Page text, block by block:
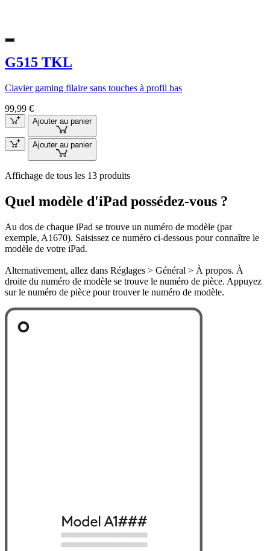
G515 TKL
Clavier gaming filaire sans touches à profil bas
99,99 €
Ajouter au panier
Ajouter au panier
Affichage de tous les 13 produits
Quel modèle d'iPad possédez-vous ?
Au dos de chaque iPad se trouve un numéro de modèle (par
exemple, A1670). Saisissez ce numéro ci-dessous pour connaître le
modèle de votre iPad.
Alternativement, allez dans Réglages > Général > À propos. À
droite du numéro de modèle se trouve le numéro de pièce. Appuyez
sur le numéro de pièce pour trouver le numéro de modèle.